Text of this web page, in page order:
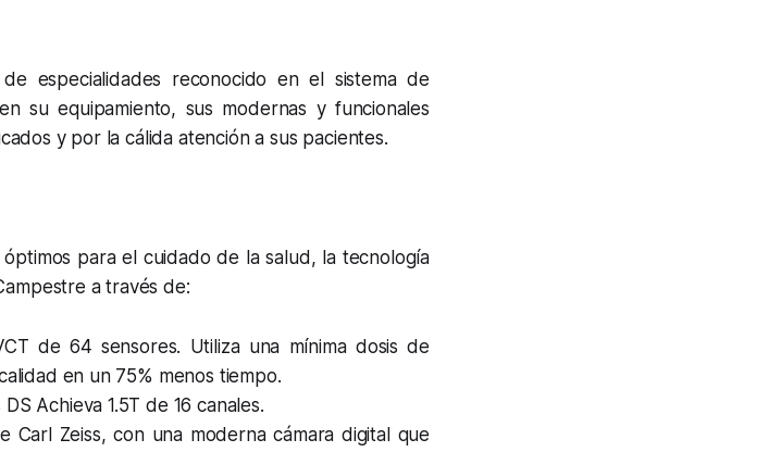
especialidades reconocido en el sistema de
su equipamiento, sus modernas y funcionales
y por la cálida atención a sus pacientes.
para el cuidado de la salud, la tecnología
a través de:
de 64 sensores. Utiliza una mínima dosis de
en un 75% menos tiempo.
Achieva 1.5T de 16 canales.
Carl Zeiss, con una moderna cámara digital que